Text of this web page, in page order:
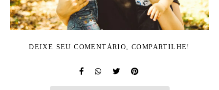
DEIXE SEU COMENTÁRIO, COMPARTILHE!